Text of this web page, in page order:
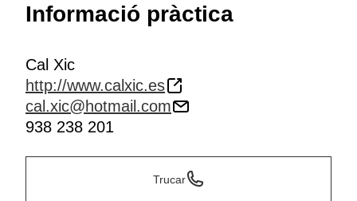
Informació pràctica
Cal Xic
http://www.calxic.es
cal.xic@hotmail.com
938 238 201
Trucar